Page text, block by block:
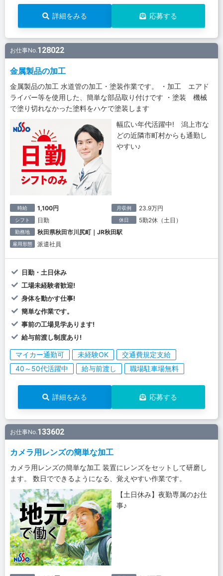
詳細をみる 応募する
お仕事No.128022
金属製品の加工
金属製品の加工 水道管の加工・塗装作業です。 ・加工 エアド
ライバー等を使用した、簡単な部品取り付けです ・塗装 機械
で塗り切れなかった塗料をハケで塗装します
幅広い年代活躍中! 潟上市な
どの近隣市町村からも通勤し
やすい♪
時給 1,100円 月収例 23.9万円
シフト 日勤 休日 5勤2休（土日）
勤務地 秋田県秋田市川尻町｜JR秋田駅
雇用形態 派遣社員
日勤・土日休み
工場未経験者歓迎!
身体を動かす仕事!
簡単な作業です。
事前の工場見学あります!
給与前渡し制度あり!
マイカー通勤可 未経験OK
交通費規定支給
40～50代活躍中
給与前渡し 職場駐車場無料
詳細をみる 応募する
お仕事No.133602
カメラ用レンズの簡単な加工
カメラ用レンズの簡単な加工 装置にレンズをセットして研磨し
ます。 数日でできるようになる、覚えやすい作業です。
【土日休み】夜勤専属のお仕
事♪